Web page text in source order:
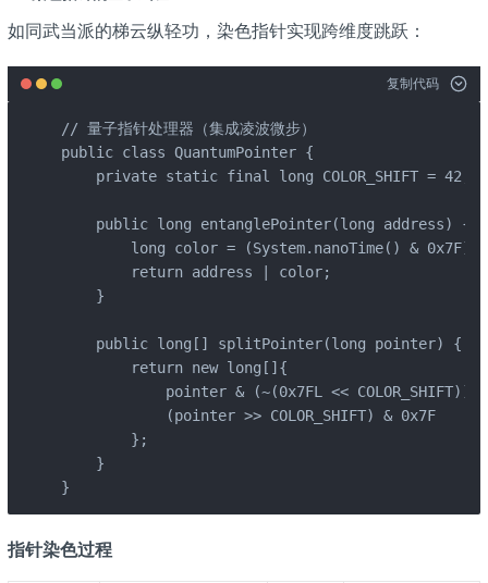
如同武当派的梯云纵轻功，染色指针实现跨维度跳跃：
复制代码
// 量子指针处理器（集成凌波微步）
public class QuantumPointer {
    private static final long COLOR_SHIFT = 42;
    public long entanglePointer(long address) {
long color = (System.nanoTime() & 0x7F)
        return address | color;
    }
    public long[] splitPointer(long pointer) {
        return new long[]{
            pointer & (~(0x7FL << COLOR_SHIFT)),
            (pointer >> COLOR_SHIFT) & 0x7F
        };
    }
}
指针染色过程